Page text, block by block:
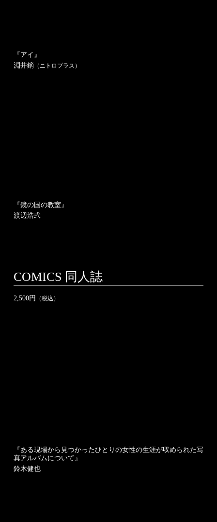
『アイ』
淵井鏑 （ニトロプラス）
『鏡の国の教室』
渡辺浩弐
COMICS 同人誌
2,500円 （税込）
『ある現場から見つかったひとりの女性の生涯が収められた写
真アルバムについて』
鈴木健也